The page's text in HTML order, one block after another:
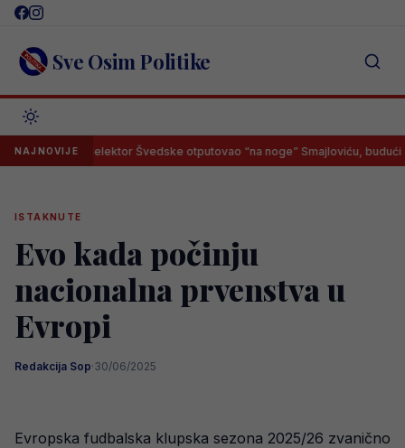
Skip
content Sve Osim Politike
NAJNOVIJE
Selektor Švedske otputovao “na noge” Smajloviću, budući Zmaj
ISTAKNUTE
Evo kada počinju
nacionalna prvenstva u
Evropi
Redakcija Sop·30/06/2025
Evropska fudbalska klupska sezona 2025/26 zvanično